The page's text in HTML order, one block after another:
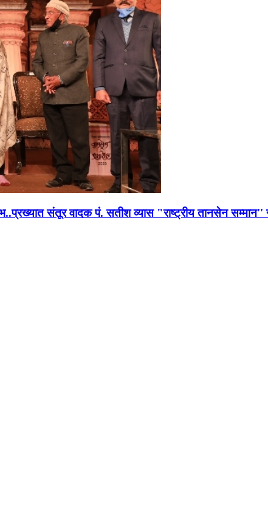
संतूर वादक पं. सतीश व्यास "राष्ट्रीय तानसेन